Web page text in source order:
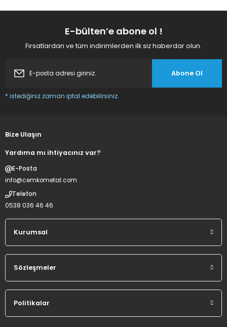
E-bülten’e abone ol !
Fırsatlardan ve tüm indirimlerden ilk siz haberdar olun.
Abone Ol
* istediğiniz zaman iptal edebilirsiniz.
Bize Ulaşın
Yardıma mı ihtiyacınız var?
E-Posta
info@cemkometal.com
Telefon
0538 036 46 46
Kurumsal
Sözleşmeler
Politikalar